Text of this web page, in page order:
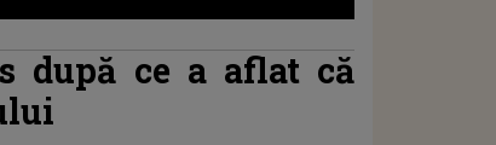
după ce a aflat că